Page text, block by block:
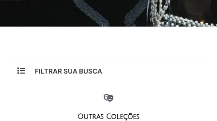
FILTRAR SUA BUSCA
Outras Coleções